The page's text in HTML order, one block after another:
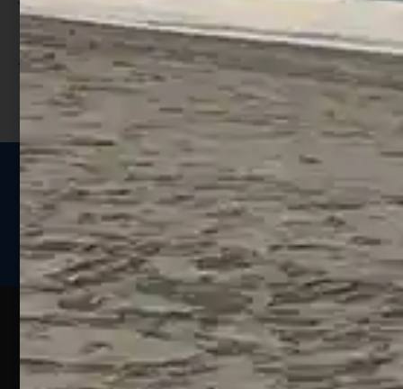
sconto;
I punti sono indicati nella pagina
prodotto;
Seguici sui social
Web
Pesca
Un portale
Esperienze
Guide
sulla
Assistenza
Clienti
Contatti
Assistenza
Ecommerce